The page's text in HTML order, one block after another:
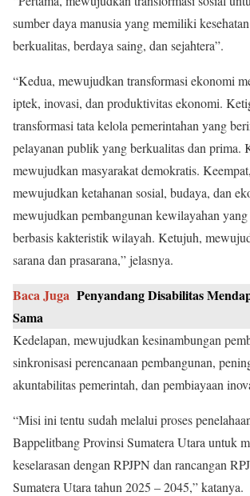
sumber daya manusia yang memiliki
berkualitas, berdaya saing, dan sejahtera”.
“Kedua, mewujudkan transformasi ekonomi
iptek, inovasi, dan produktivitas ekonomi.
transformasi tata kelola pemerintahan yang
pelayanan publik yang berkualitas dan prima.
mewujudkan masyarakat demokratis.
mewujudkan ketahanan sosial, budaya, dan
mewujudkan pembangunan kewilayahan yang
berbasis kakteristik wilayah. Ketujuh,
sarana dan prasarana,” jelasnya.
Baca Juga Penyandang Disabilitas
Sama
Kedelapan, mewujudkan kesinambungan
sinkronisasi perencanaan pembangunan,
akuntabilitas pemerintah, dan pembiayaan
“Misi ini tentu sudah melalui proses
Bappelitbang Provinsi Sumatera Utara untuk
keselarasan dengan RPJPN dan rancangan
Sumatera Utara tahun 2025 – 2045,” katanya.